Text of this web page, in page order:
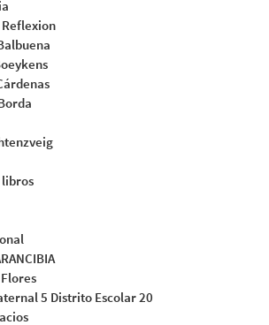
5 Distrito Escolar 20